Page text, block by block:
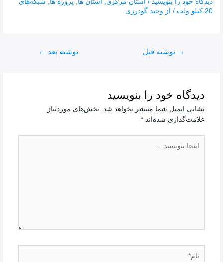
دیدگاه‌ خود را بنویسید / استان مرکزی, استان ها, پروژه ها, شبکه‌های
20 کیلو ولت
/ از وحید گودرزی
→ نوشته قبل نوشته بعد ←
دیدگاه‌ خود را بنویسید
نشانی ایمیل شما منتشر نخواهد شد. بخش‌های موردنیاز
علامت‌گذاری شده‌اند *